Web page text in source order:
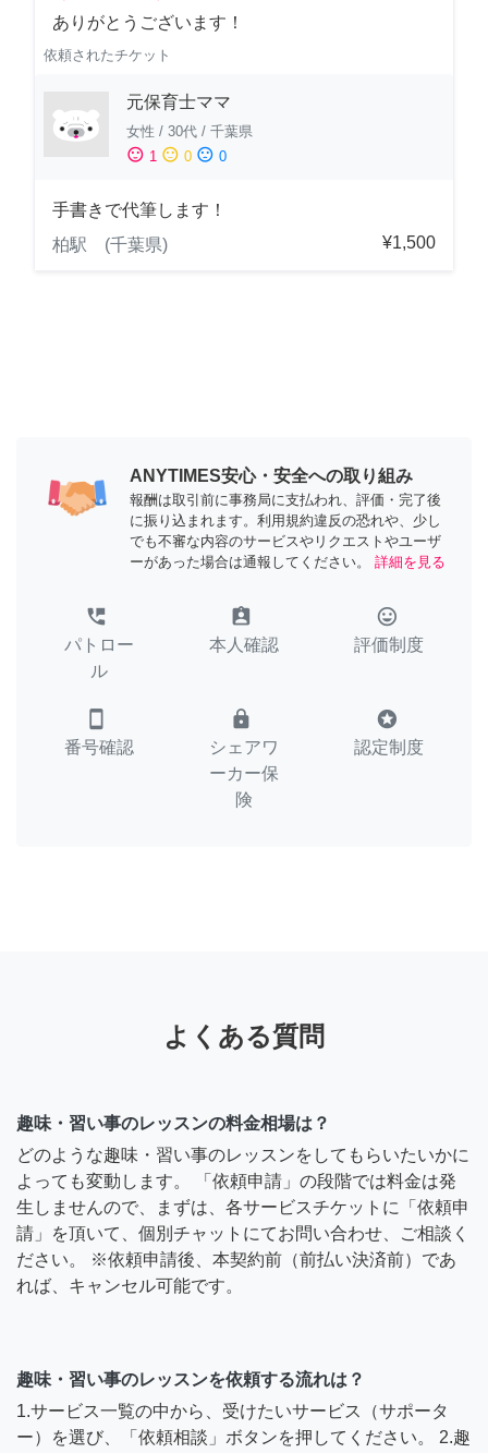
ありがとうございます！
依頼されたチケット
元保育士ママ
女性 / 30代 / 千葉県
sentiment_satisfied 1 sentiment_neutral 0 sentiment_dissatisfied 0
手書きで代筆します！
柏駅 (千葉県)
¥1,500
ANYTIMES安心・安全への取り組み
報酬は取引前に事務局に支払われ、評価・完了後
に振り込まれます。利用規約違反の恐れや、少し
でも不審な内容のサービスやリクエストやユーザ
ーがあった場合は通報してください。
詳細を見る
perm_phone_msg
パトロー
ル
assignment_ind
本人確認
tag_faces
評価制度
smartphone
番号確認
lock
シェアワ
ーカー保
険
stars
認定制度
よくある質問
趣味・習い事のレッスンの料金相場は？
どのような趣味・習い事のレッスンをしてもらいたいかに
よっても変動します。 「依頼申請」の段階では料金は発
生しませんので、まずは、各サービスチケットに「依頼申
請」を頂いて、個別チャットにてお問い合わせ、ご相談く
ださい。 ※依頼申請後、本契約前（前払い決済前）であ
れば、キャンセル可能です。
趣味・習い事のレッスンを依頼する流れは？
1.サービス一覧の中から、受けたいサービス（サポータ
ー）を選び、「依頼相談」ボタンを押してください。 2.趣